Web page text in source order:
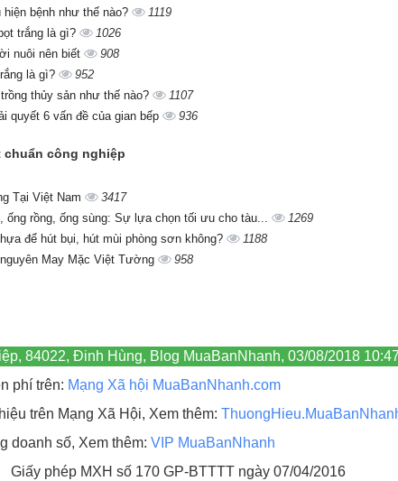
bệnh như thế nào?
1119
trắng là gì?
1026
nuôi nên biết
908
là gì?
952
thủy sản như thế nào?
1107
quyết 6 vấn đề của gian bếp 936
chuẩn công nghiệp
Tại Việt Nam
3417
ống rồng, ống sùng: Sự lựa chọn tối ưu cho tàu...
1269
để hút bụi, hút mùi phòng sơn không?
1188
May Mặc Việt Tường 958
84022, Đinh Hùng, Blog MuaBanNhanh, 03/08/2018
phí trên: Mạng Xã hội MuaBanNhanh.com
trên Mạng Xã Hội, Xem thêm:
doanh số, Xem thêm: VIP MuaBanNhanh
Giấy phép MXH số 170 GP-BTTTT ngày 07/04/2016